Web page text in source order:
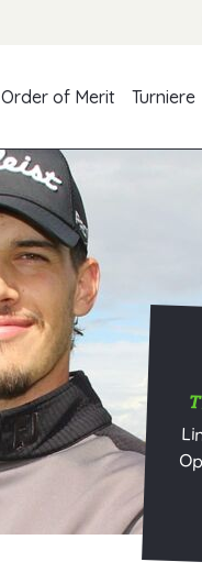
Order of Merit Turniere